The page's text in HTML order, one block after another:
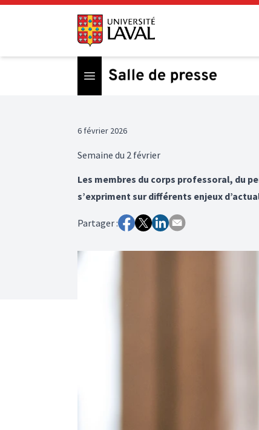
Open menu
6 février 2026
Semaine du 2 février
Les membres du corps professoral, du
s’expriment sur différents enjeux
Partager :